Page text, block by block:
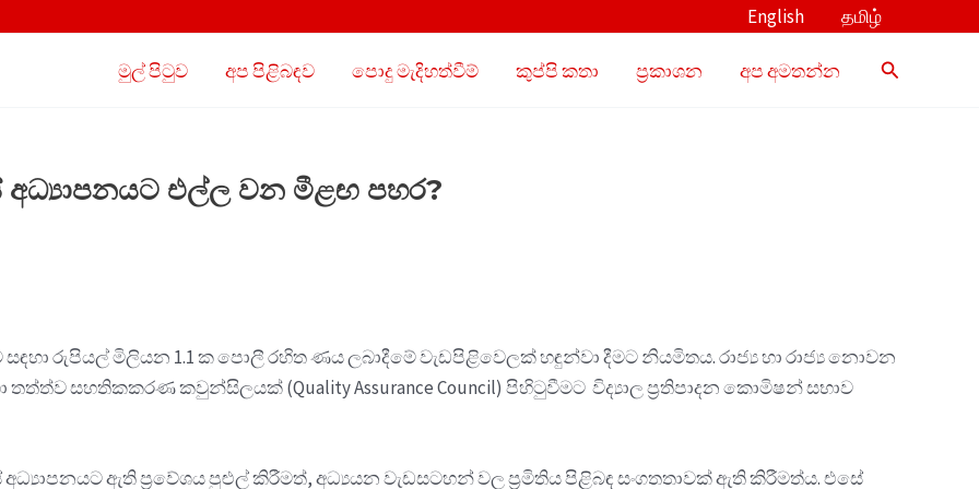
English தமிழ்
මුල් පිටුව අප පිළිබඳව පොදු මැදිහත්වීම් කුප්පි කතා ප්‍රකාශන අප අමතන්න Search
එල්ල වන මීළඟ පහර?
රුපියල් මිලියන 1.1 ක පොලී රහිත ණය ලබාදීමේ වැඩපිළිවෙලක් හඳුන්වා දීමට නියමිතය. රාජ්‍ය හා රාජ්‍ය නොවන
සහතිකකරණ කවුන්සිලයක් (Quality Assurance Council) පිහිටුවීමට විද්‍යාල ප්‍රතිපාදන කොමිෂන් සභාව
ඇති ප්‍රවේශය පුළුල් කිරීමත්, අධ්‍යයන වැඩසටහන් වල ප්‍රමිතිය පිළිබඳ සංගතතාවක් ඇති කිරීමත්ය. එසේ